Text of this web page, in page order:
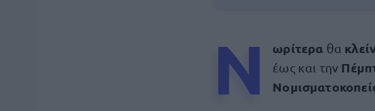
Ν ωρίτερα θα
έως και την